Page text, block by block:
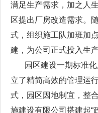
满足生产需求，加之人
区提出厂房改造需求。
式，组织施工队加班加
建，为公司正式投入生
园区建设一期标准化
立了精简高效的管理运
式，园区因地制宜，整
施建设有限公司搭建起“